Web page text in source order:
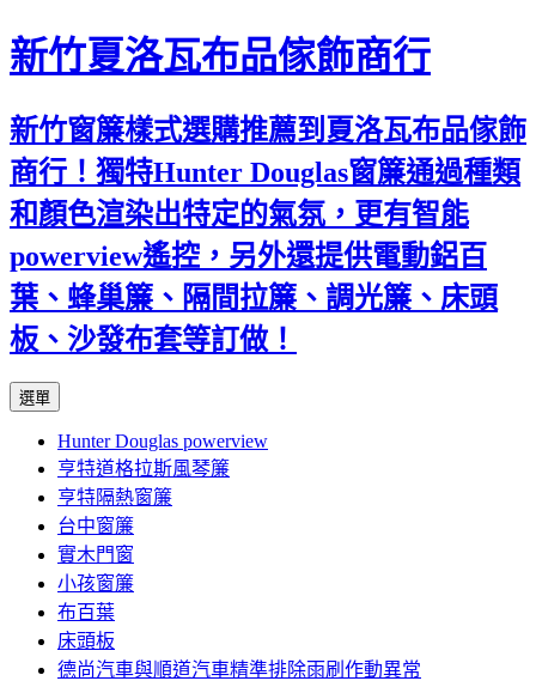
新竹夏洛瓦布品傢飾商行
新竹窗簾樣式選購推薦到夏洛瓦布品傢飾
商行！獨特Hunter Douglas窗簾通過種類
和顏色渲染出特定的氣氛，更有智能
powerview遙控，另外還提供電動鋁百
葉、蜂巢簾、隔間拉簾、調光簾、床頭
板、沙發布套等訂做！
選單
內
容
Hunter Douglas powerview
亨特道格拉斯風琴簾
亨特隔熱窗簾
台中窗簾
實木門窗
小孩窗簾
布百葉
床頭板
德尚汽車與順道汽車精準排除雨刷作動異常